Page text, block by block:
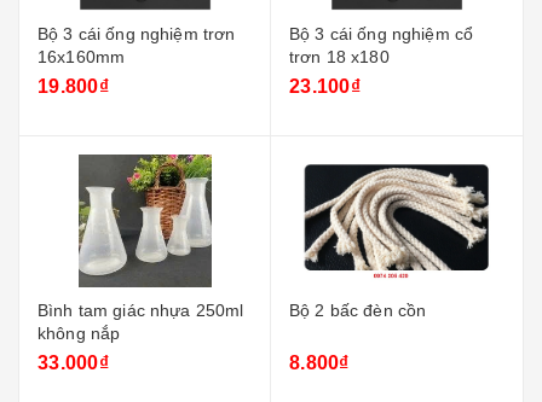
Bộ 3 cái ống nghiệm trơn
16x160mm
19.800₫
Bộ 3 cái ống nghiệm cổ
trơn 18 x180
23.100₫
Bình tam giác nhựa 250ml
không nắp
33.000₫
Bộ 2 bấc đèn cồn
8.800₫